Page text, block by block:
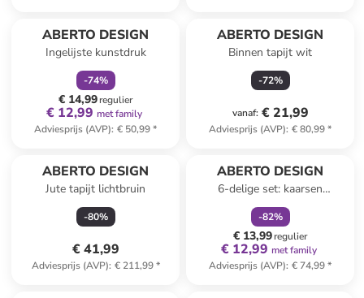
ABERTO DESIGN
Ingelijste kunstdruk
-74%
€ 14,99regulier
€ 12,99 met family
Adviesprijs (AVP): € 50,99*
ABERTO DESIGN
Binnen tapijt wit
-72%
vanaf: € 21,99
Adviesprijs (AVP): € 80,99*
ABERTO DESIGN
Jute tapijt lichtbruin
-80%
€ 41,99
Adviesprijs (AVP): € 211,99*
ABERTO DESIGN
6-delige set: kaarsen
crème/groen/rood
-82%
€ 13,99regulier
€ 12,99 met family
Adviesprijs (AVP): € 74,99*